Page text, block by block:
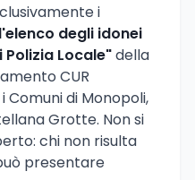
i
degli idonei
Locale"della
CUR
Comuni di Monopoli,
Grotte. Non si
chi non risulta
presentare